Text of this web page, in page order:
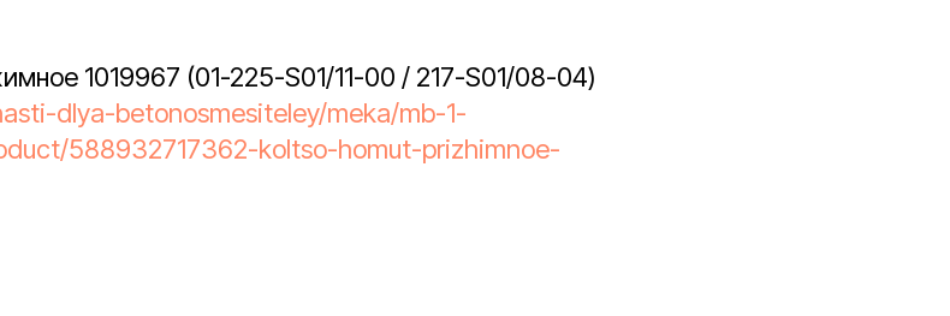
1019967 (01-225-S01/11-00 / 217-S01/08-04)
dlya-betonosmesiteley/meka/mb-1-
588932717362-koltso-homut-prizhimnoe-